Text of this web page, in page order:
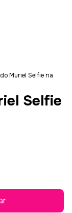
Muriel Selfie na
Selfie